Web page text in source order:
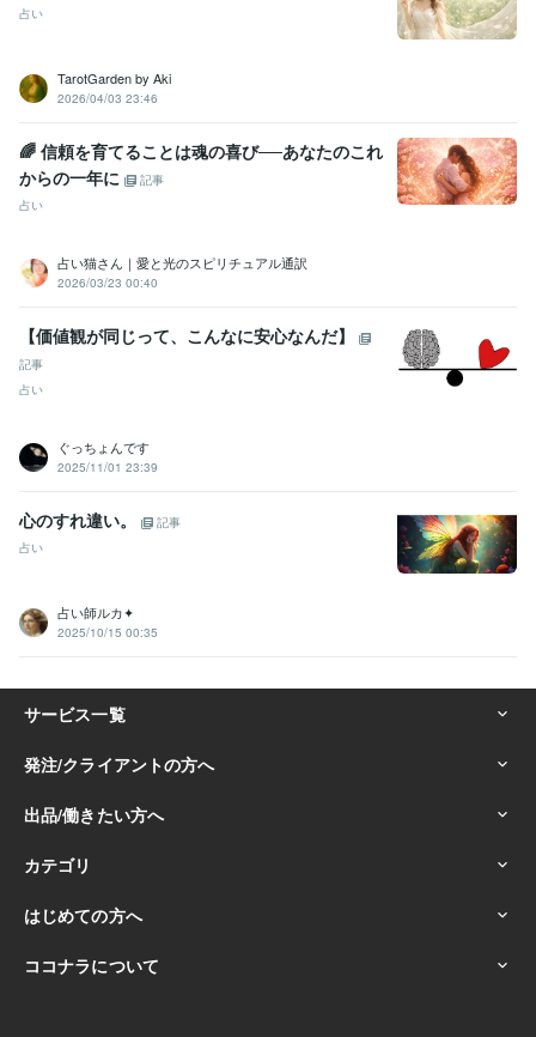
占い
TarotGarden by Aki
2026/04/03 23:46
🌈 信頼を育てることは魂の喜び──あなたのこれ
からの一年に
記事
占い
占い猫さん｜愛と光のスピリチュアル通訳
2026/03/23 00:40
【価値観が同じって、こんなに安心なんだ】
記事
占い
ぐっちょんです
2025/11/01 23:39
心のすれ違い。
記事
占い
占い師ルカ✦
2025/10/15 00:35